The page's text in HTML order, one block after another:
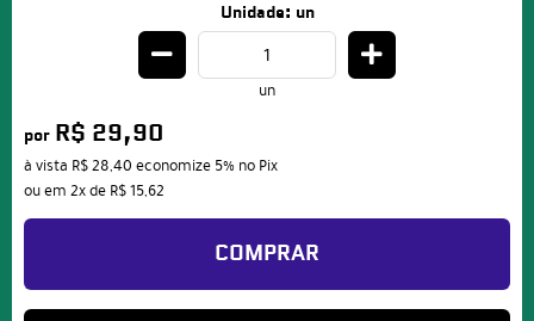
Unidade: un
un
por R$ 29,90
à vista R$ 28,40 economize 5% no Pix
ou em 2xde R$ 15,62
COMPRAR